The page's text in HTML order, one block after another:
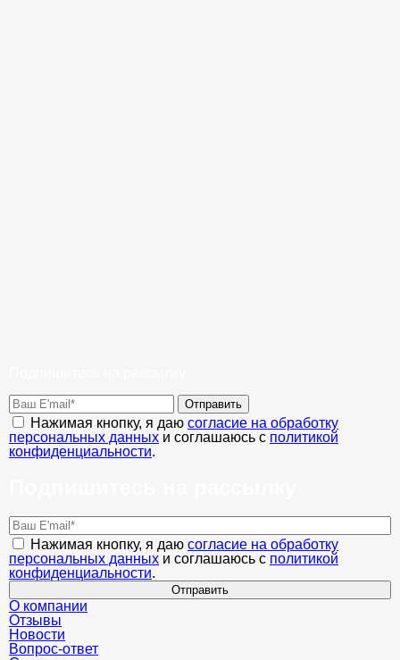
Отправить
Нажимая кнопку, я даю согласие на обработку
персональных данных и соглашаюсь с политикой
конфиденциальности.
Нажимая кнопку, я даю согласие на обработку
персональных данных и соглашаюсь с политикой
конфиденциальности.
Отправить
О компании
Отзывы
Новости
Вопрос-ответ